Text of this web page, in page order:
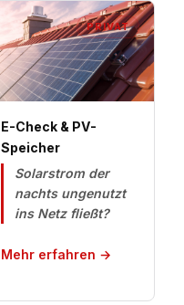
PRIVAT
E-Check & PV-
Speicher
Solarstrom der
nachts ungenutzt
ins Netz fließt?
Mehr erfahren →